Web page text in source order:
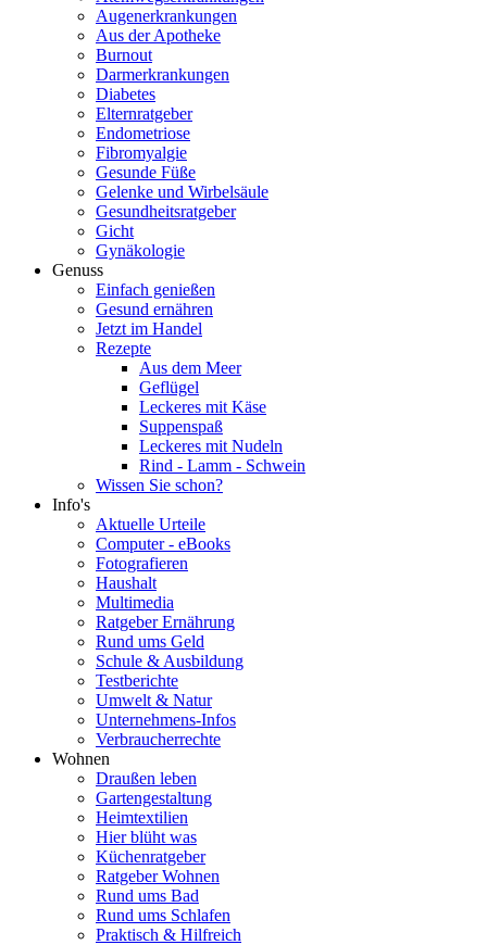
Augenerkrankungen
Aus der Apotheke
Burnout
Darmerkrankungen
Diabetes
Elternratgeber
Endometriose
Fibromyalgie
Gesunde Füße
Gelenke und Wirbelsäule
Gesundheitsratgeber
Gicht
Gynäkologie
Genuss
Einfach genießen
Gesund ernähren
Jetzt im Handel
Rezepte
Aus dem Meer
Geflügel
Leckeres mit Käse
Suppenspaß
Leckeres mit Nudeln
Rind - Lamm - Schwein
Wissen Sie schon?
Info's
Aktuelle Urteile
Computer - eBooks
Fotografieren
Haushalt
Multimedia
Ratgeber Ernährung
Rund ums Geld
Schule & Ausbildung
Testberichte
Umwelt & Natur
Unternehmens-Infos
Verbraucherrechte
Wohnen
Draußen leben
Gartengestaltung
Heimtextilien
Hier blüht was
Küchenratgeber
Ratgeber Wohnen
Rund ums Bad
Rund ums Schlafen
Praktisch & Hilfreich